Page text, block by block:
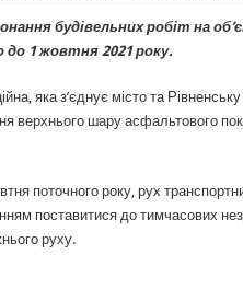
будівельних робіт на
1 жовтня 2021 року.
яка з’єднує місто та
верхнього шару асфальтового
поточного року, рух
поставитися до тимчасових
руху.